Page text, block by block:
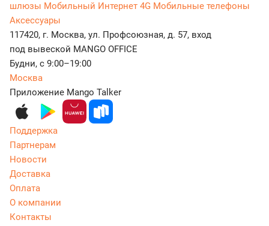
шлюзы Мобильный Интернет 4G Мобильные телефоны
Аксессуары
117420, г. Москва, ул. Профсоюзная, д. 57, вход
под вывеской MANGO OFFICE
Будни, с 9:00–19:00
Москва
Приложение Mango Talker
Поддержка
Партнерам
Новости
Доставка
Оплата
О компании
Контакты